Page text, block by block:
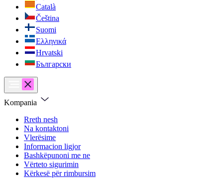
Català
Čeština
Suomi
Ελληνικά
Hrvatski
Български
Kompania
Rreth nesh
Na kontaktoni
Vlerësime
Informacion ligjor
Bashkëpunoni me ne
Vërteto sigurimin
Kërkesë për rimbursim